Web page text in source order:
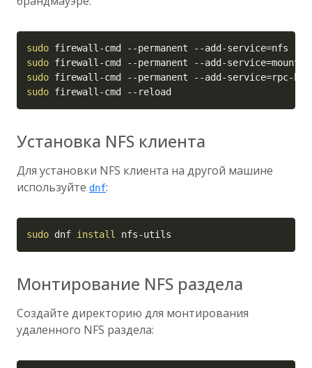
sudo firewall-cmd --permanent --add-service=
sudo firewall-cmd --permanent --add-service=
sudo firewall-cmd --permanent --add-service=
sudo firewall-cmd --reload
Copy
Установка NFS клиента
Для установки NFS клиента на другой машине
используйте dnf:
sudo dnf install nfs-utils
Монтирование NFS раздела
Создайте директорию для монтирования
удаленного NFS раздела: